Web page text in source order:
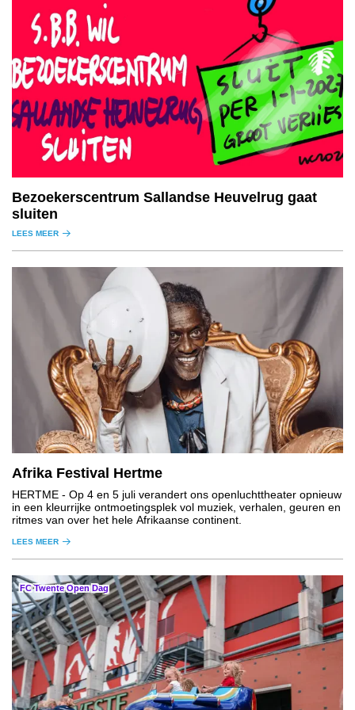
Bezoekerscentrum Sallandse Heuvelrug gaat
sluiten
LEES MEER
Afrika Festival Hertme
HERTME - Op 4 en 5 juli verandert ons openluchttheater opnieuw
in een kleurrijke ontmoetingsplek vol muziek, verhalen, geuren en
ritmes van over het hele Afrikaanse continent.
LEES MEER
FC Twente Open Dag